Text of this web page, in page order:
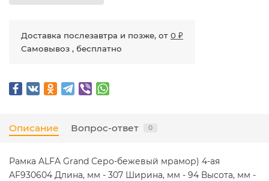
Доставка послезавтра и позже, от 0 ₽
Самовывоз , бесплатно
Описание Вопрос-ответ 0
Рамка ALFA Grand Серо-бежевый мрамор) 4-ая
AF930604 Длина, мм - 307 Ширина, мм - 94 Высота, мм -